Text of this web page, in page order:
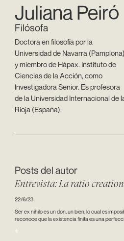
Juliana Peiró
Filósofa
Doctora en filosofía por la
Universidad de Navarra (Pamplona)
y miembro de Hápax. Instituto de
Ciencias de la Acción, como
Investigadora Senior. Es profesora
de la Universidad Internacional de
Rioja (España).
Posts del autor
Entrevista: La ratio
22/6/23
Ser ex nihilo es un don, un bien, lo cual es
reconoce que la existencia finita es una
+